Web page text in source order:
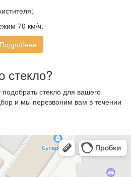
70 км/ч.
Подробнее
стекло?
стекло для вашего
и мы перезвоним вам в течении